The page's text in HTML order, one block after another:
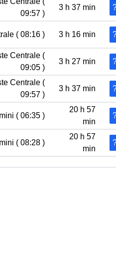
09:57 )
3 h 37 min
( 08:16 ) 3 h 16 min
Centrale (
09:05 )
3 h 27 min
Centrale (
09:57 )
3 h 37 min
( 06:35 )
20 h 57
min
( 08:28 )
20 h 57
min